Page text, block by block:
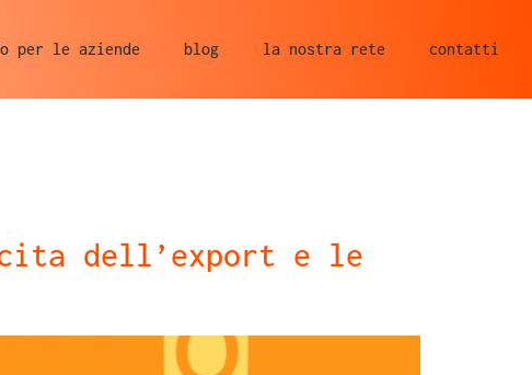
per le aziende blog la nostra rete contatti
dell’export e le